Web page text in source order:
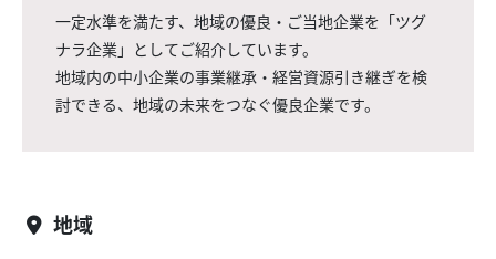
一定水準を満たす、地域の優良・ご当地企業を「ツグ
ナラ企業」としてご紹介しています。
地域内の中小企業の事業継承・経営資源引き継ぎを検
討できる、地域の未来をつなぐ優良企業です。
地域